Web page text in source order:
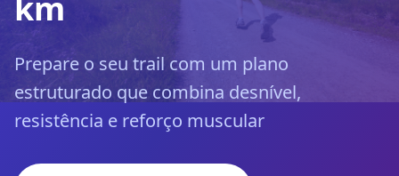
Prepare o seu trail com um plano
estruturado que combina desnível,
resistência e reforço muscular